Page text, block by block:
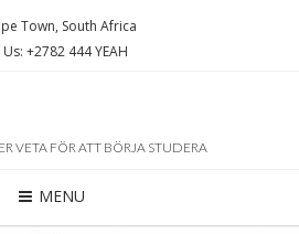
Town, South Africa
Us: +2782 444 YEAH
VETA FÖR ATT BÖRJA STUDERA
MENU